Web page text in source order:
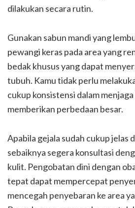
dilakukan secara rutin.
Gunakan sabun mandi yang
pewangi keras pada area yang
bedak khusus yang dapat
tubuh. Kamu tidak perlu
cukup konsistensi dalam
memberikan perbedaan besar.
Apabila gejala sudah cukup jelas
sebaiknya segera konsultasi
kulit. Pengobatan dini dengan
tepat dapat mempercepat
mencegah penyebaran ke area